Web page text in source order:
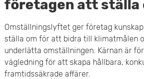
h
företagen att ställa
Omställningslyftet ger företag
ställa om för att bidra till klimatmålen
underlätta omställningen. Kärnan är
vägledning för att skapa hållbara,
framtidssäkrade affärer.